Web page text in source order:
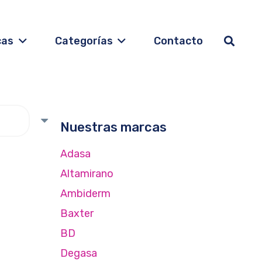
Categorías Contacto
Nuestras marcas
Adasa
Altamirano
Ambiderm
Baxter
BD
Degasa